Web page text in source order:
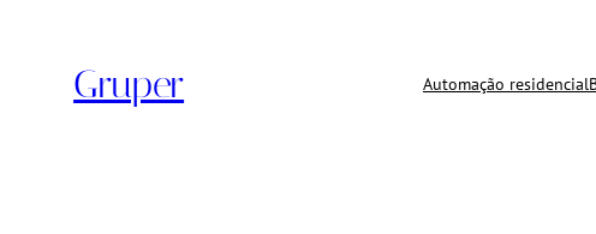
Gruper Automação residencial